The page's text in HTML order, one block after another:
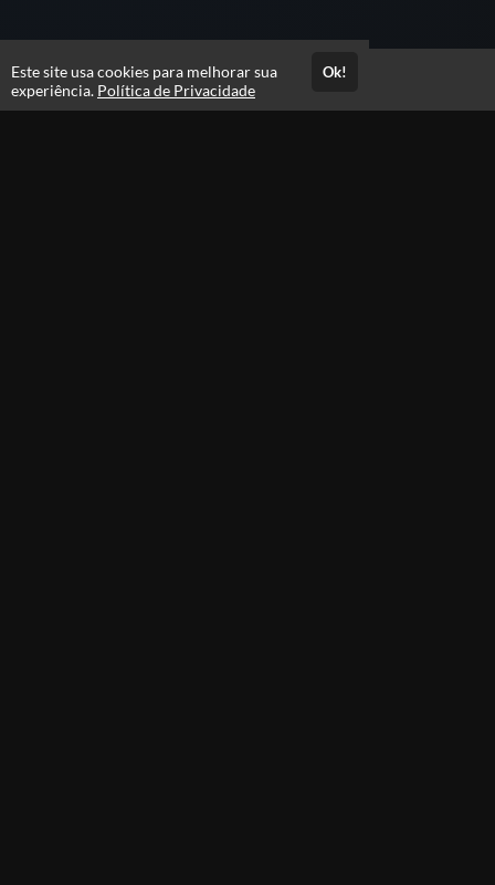
Acesso por 1 ano
Este site usa cookies para melhorar sua
experiência. Política de Privacidade
Ok!